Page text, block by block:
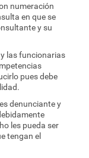
numeración
en que se
y su
las funcionarias
pues debe
denunciante y
les pueda ser
tengan el